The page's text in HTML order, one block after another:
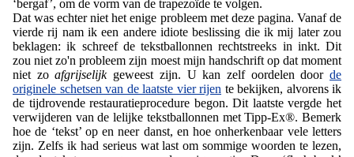
‘bergaf’, om de vorm van de trapezoïde te volgen.
Dat was echter niet het enige probleem met deze pagina. Vanaf de
vierde rij nam ik een andere idiote beslissing die ik mij later zou
beklagen: ik schreef de tekstballonnen rechtstreeks in inkt. Dit
zou niet zo'n probleem zijn moest mijn handschrift op dat moment
niet zoafgrijselijkgeweest zijn. U kan zelf oordelen doorde
originele schetsen van de laatste vier rijen te bekijken, alvorens ik
de tijdrovende restauratieprocedure begon. Dit laatste vergde het
verwijderen van de lelijke tekstballonnen met Tipp-Ex®. Bemerk
hoe de ‘tekst’ op en neer danst, en hoe onherkenbaar vele letters
zijn. Zelfs ik had serieus wat last om sommige woorden te lezen,